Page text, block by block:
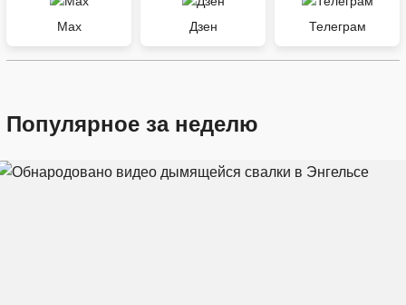
Max Дзен Телеграм
Популярное за неделю